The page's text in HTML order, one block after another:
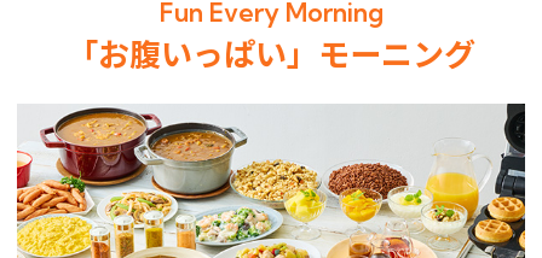
1室あたり
会員特典のご案内
Fun Every Morning
「お腹いっぱい」モーニング